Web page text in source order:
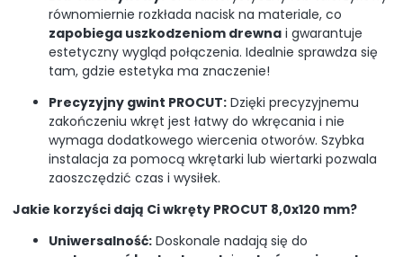
równomiernie rozkłada nacisk na materiale, co
zapobiega uszkodzeniom drewna i gwarantuje
estetyczny wygląd połączenia. Idealnie sprawdza się
tam, gdzie estetyka ma znaczenie!
Precyzyjny gwint PROCUT: Dzięki precyzyjnemu
zakończeniu wkręt jest łatwy do wkręcania i nie
wymaga dodatkowego wiercenia otworów. Szybka
instalacja za pomocą wkrętarki lub wiertarki pozwala
zaoszczędzić czas i wysiłek.
Jakie korzyści dają Ci wkręty PROCUT 8,0x120 mm?
Uniwersalność: Doskonale nadają się do